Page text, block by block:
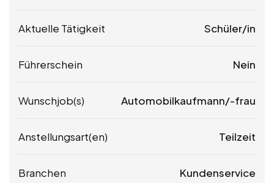
Aktuelle Tätigkeit Schüler/in
Führerschein Nein
Wunschjob(s) Automobilkaufmann/-frau
Anstellungsart(en) Teilzeit
Branchen Kundenservice